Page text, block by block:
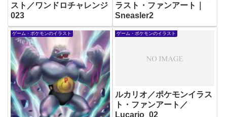
スト／ワンドロチャレンジ
023
ラスト・ファンアート｜
Sneasler2
ゲーム・ポケモンのイラスト ゲーム・ポケモンのイラスト
ルカリオ／ポケモンイラス
ト・ファンアート／
Lucario_02